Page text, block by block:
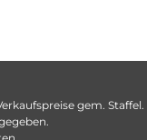
gem.